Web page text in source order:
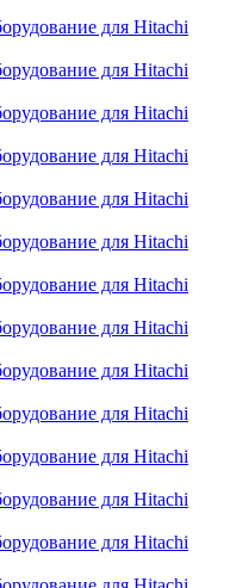
для Hitachi
для Hitachi
для Hitachi
для Hitachi
для Hitachi
для Hitachi
для Hitachi
для Hitachi
для Hitachi
для Hitachi
для Hitachi
для Hitachi
для Hitachi